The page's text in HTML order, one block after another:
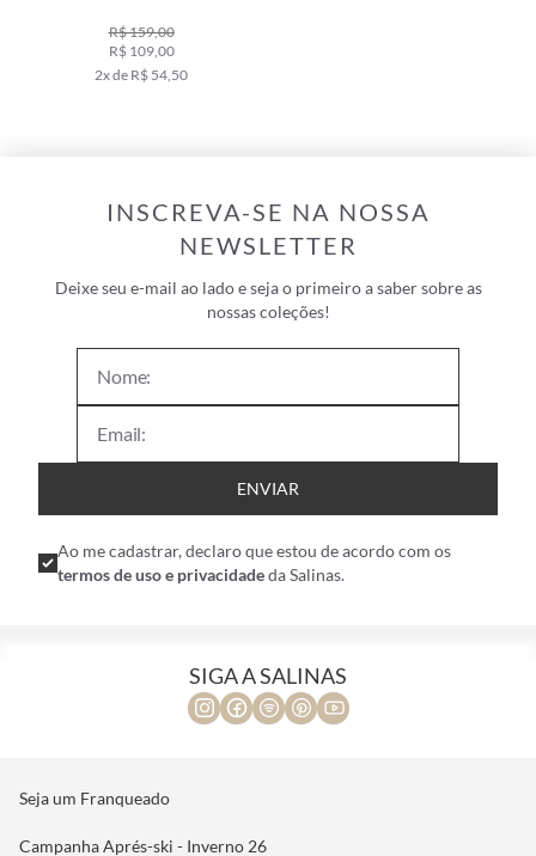
R$ 159,00
R$ 109,00
2x de R$ 54,50
INSCREVA-SE NA NOSSA
NEWSLETTER
Deixe seu e-mail ao lado e seja o primeiro a saber sobre as
nossas coleções!
ENVIAR
Ao me cadastrar, declaro que estou de acordo com os
termos de uso e privacidadeda Salinas.
SIGA A SALINAS
Seja um Franqueado
Campanha Aprés-ski - Inverno 26